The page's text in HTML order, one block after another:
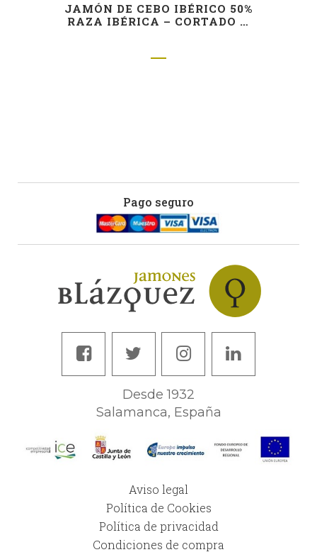
JAMÓN DE CEBO IBÉRICO 50%
RAZA IBÉRICA – CORTADO A
Pago seguro
Desde 1932
Salamanca, España
Aviso legal
Política de Cookies
Política de privacidad
Condiciones de compra